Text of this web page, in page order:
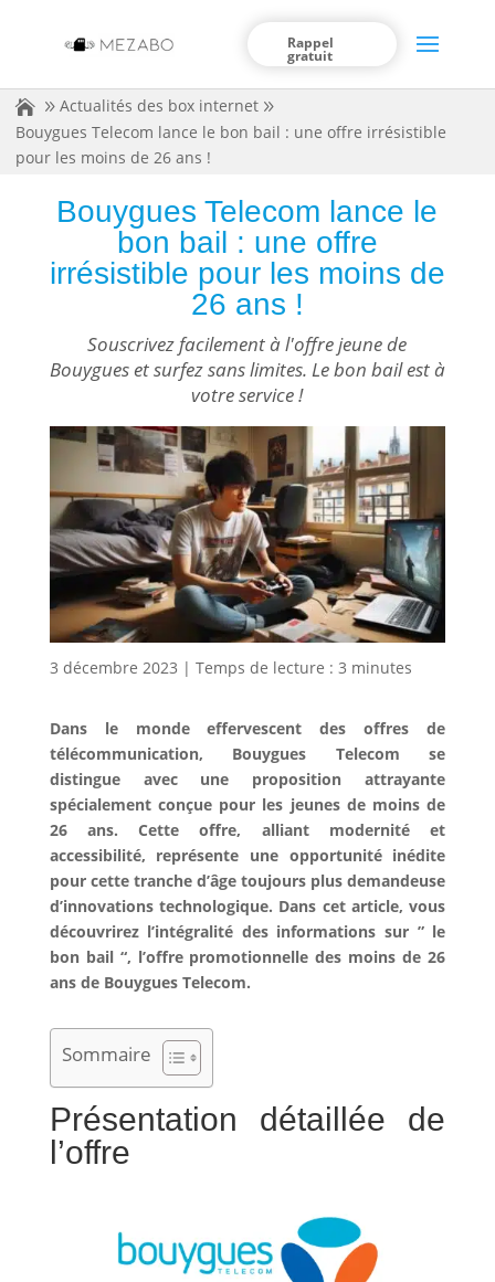
Rappel
gratuit
Actualités des box internet
Bouygues Telecom lance le bon bail : une offre irrésistible
pour les moins de 26 ans !
Bouygues Telecom lance le
bon bail : une offre
irrésistible pour les moins de
26 ans !
Souscrivez facilement à l'offre jeune de
Bouygues et surfez sans limites. Le bon bail est à
votre service !
3 décembre 2023 | Temps de lecture : 3 minutes
Dans le monde effervescent des offres de
télécommunication, Bouygues Telecom se
distingue avec une proposition attrayante
spécialement conçue pour les jeunes de moins de
26 ans. Cette offre, alliant modernité et
accessibilité, représente une opportunité inédite
pour cette tranche d’âge toujours plus demandeuse
d’innovations technologique. Dans cet article, vous
découvrirez l’intégralité des informations sur ” le
bon bail “, l’offre promotionnelle des moins de 26
ans de Bouygues Telecom.
Sommaire
Présentation détaillée de
l’offre